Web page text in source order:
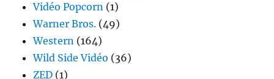
Vidéo Popcorn (1)
Warner Bros. (49)
Western (164)
Wild Side Vidéo (36)
ZED (1)